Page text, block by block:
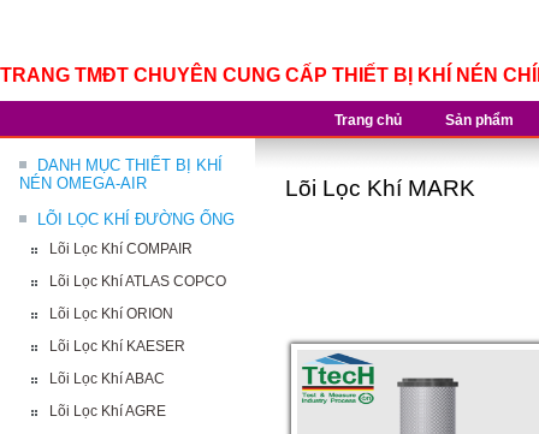
TRANG TMĐT CHUYÊN CUNG CẤP THIẾT BỊ KHÍ NÉN
Trang chủ Sản phẩm
DANH MỤC THIẾT BỊ KHÍ
NÉN OMEGA-AIR
LÕI LỌC KHÍ ĐƯỜNG ỐNG
Lõi Lọc Khí COMPAIR
Lõi Lọc Khí ATLAS COPCO
Lõi Lọc Khí ORION
Lõi Lọc Khí KAESER
Lõi Lọc Khí ABAC
Lõi Lọc Khí AGRE
Lõi Lọc Khí MARK